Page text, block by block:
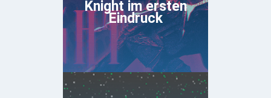
Knight im ersten
Eindruck